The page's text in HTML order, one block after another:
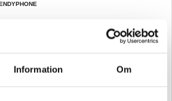
Information Om
LIVE CHAT
Plus (Galaxy S20+) Fram Skal & LCD